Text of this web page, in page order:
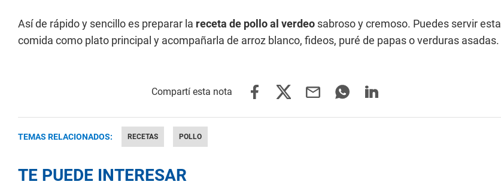
Así de rápido y sencillo es preparar la receta de pollo al verdeo sabroso y cremoso. Puedes servir esta
comida como plato principal y acompañarla de arroz blanco, fideos, puré de papas o verduras asadas.
TEMAS RELACIONADOS: RECETAS POLLO
TE PUEDE INTERESAR